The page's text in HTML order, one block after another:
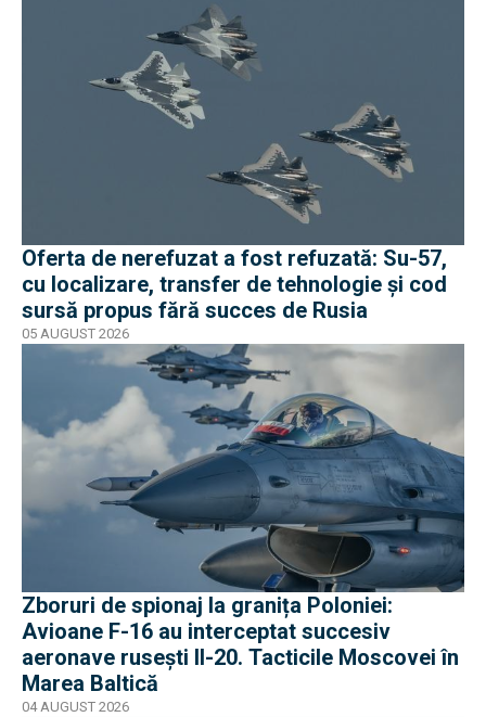
Oferta de nerefuzat a fost refuzată: Su-57,
cu localizare, transfer de tehnologie și cod
sursă propus fără succes de Rusia
05 AUGUST 2026
Zboruri de spionaj la granița Poloniei:
Avioane F-16 au interceptat succesiv
aeronave rusești Il-20. Tacticile Moscovei în
Marea Baltică
04 AUGUST 2026